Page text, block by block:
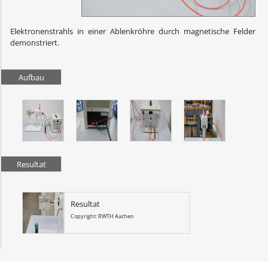
Elektronenstrahls in einer Ablenkröhre durch magnetische Felder
demonstriert.
Aufbau
Resultat
Resultat
Copyright: RWTH Aachen